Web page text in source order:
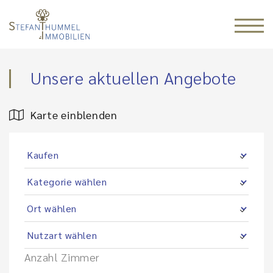
Unsere aktuellen Angebote
Karte einblenden
Anzahl Zimmer